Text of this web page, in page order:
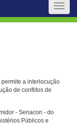
Toggle
a interlocução
de conflitos de
- Senacon - do
Públicos e